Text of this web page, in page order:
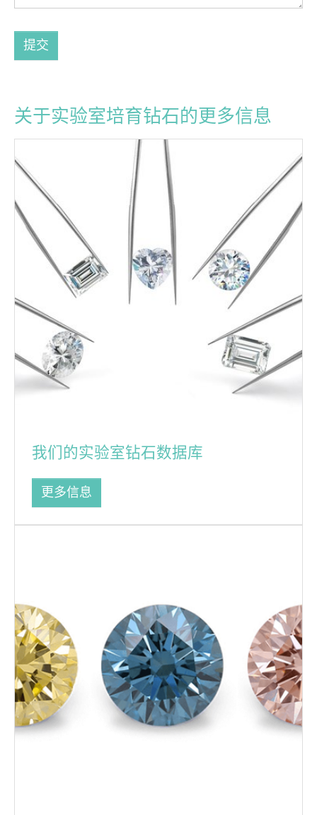
提交
关于实验室培育钻石的更多信息
我们的实验室钻石数据库
更多信息